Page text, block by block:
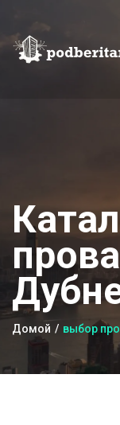
Домой выбор